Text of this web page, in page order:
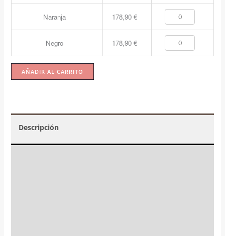
Naranja 178,90 €
Negro 178,90 €
AÑADIR AL CARRITO
Descripción